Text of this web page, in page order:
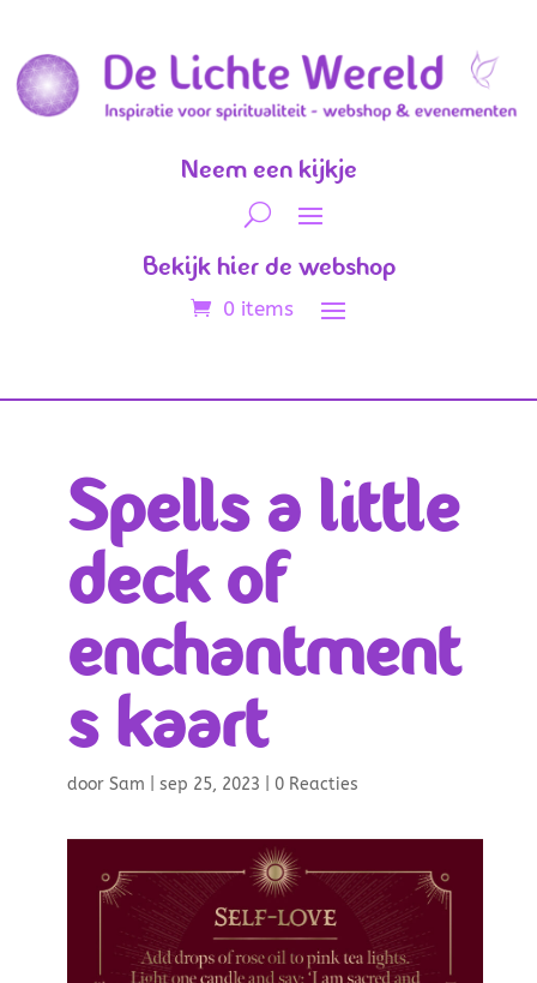
Neem een kijkje
Bekijk hier de webshop
0 items
Spells a little
deck of
enchantment
s kaart
door Sam sep 25, 2023 0 Reacties